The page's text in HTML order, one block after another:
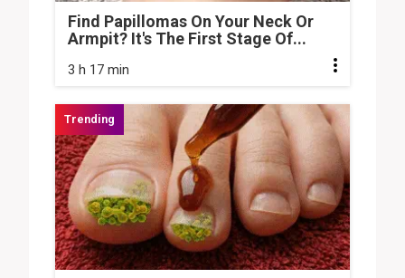
Find Papillomas On Your Neck Or
Armpit? It's The First Stage Of...
3 h 17 min